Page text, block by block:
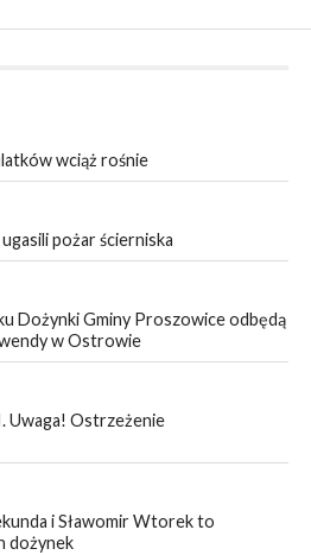
wciąż rośnie
pożar ścierniska
Dożynki Gminy Proszowice odbędą
w Ostrowie
Uwaga! Ostrzeżenie
i Sławomir Wtorek to
dożynek